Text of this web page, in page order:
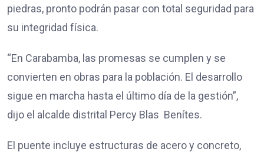
piedras, pronto podrán pasar con total seguridad para
su integridad física.
“En Carabamba, las promesas se cumplen y se
convierten en obras para la población. El desarrollo
sigue en marcha hasta el último día de la gestión”,
dijo el alcalde distrital Percy Blas Benítes.
El puente incluye estructuras de acero y concreto,